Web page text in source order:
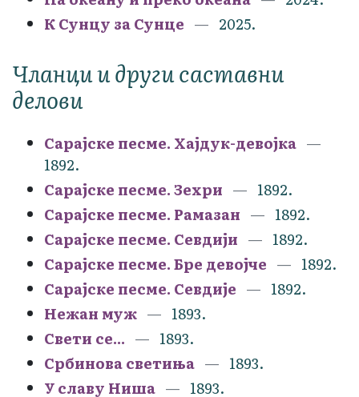
К Сунцу за Сунце
2025.
Чланци и други саставни
делови
Сарајске песме. Хајдук-девојка
1892.
Сарајске песме. Зехри
1892.
Сарајске песме. Рамазан
1892.
Сарајске песме. Севдији
1892.
Сарајске песме. Бре девојче
1892.
Сарајске песме. Севдије
1892.
Нежан муж
1893.
Свети се...
1893.
Србинова светиња
1893.
У славу Ниша
1893.